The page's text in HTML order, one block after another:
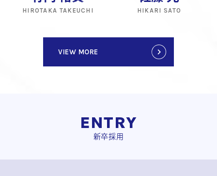
HIROTAKA TAKEUCHI HIKARI SATO
VIEW MORE
ENTRY
新卒採用